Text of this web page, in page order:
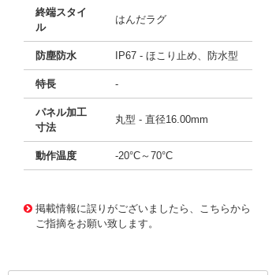
終端スタイ
ル
はんだラグ
防塵防水 IP67 - ほこり止め、防水型
特長 -
パネル加工
寸法
丸型 - 直径16.00mm
動作温度 -20°C～70°C
掲載情報に誤りがございましたら、こちらから
ご指摘をお願い致します。